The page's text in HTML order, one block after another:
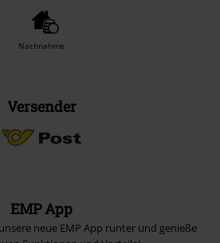
Nachnahme
Versender
EMP App
neue EMP App runter und genieße